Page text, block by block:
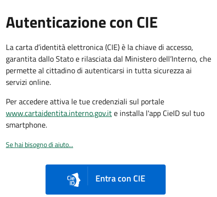
Autenticazione con CIE
La carta d’identità elettronica (CIE) è la chiave di accesso,
garantita dallo Stato e rilasciata dal Ministero dell’Interno, che
permette al cittadino di autenticarsi in tutta sicurezza ai
servizi online.
Per accedere attiva le tue credenziali sul portale
www.cartaidentita.interno.gov.ite installa l'app CieID sul tuo
smartphone.
Se hai bisogno di aiuto...
Entra con CIE